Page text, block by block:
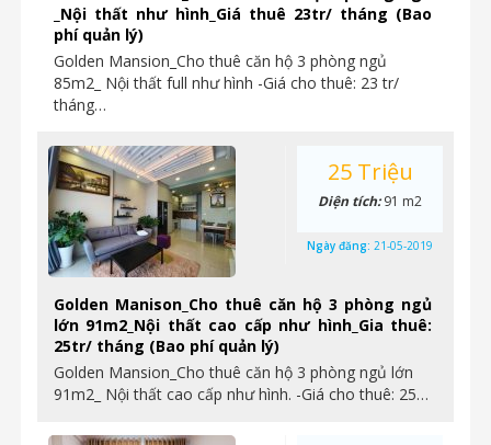
_Nội thất như hình_Giá thuê 23tr/ tháng (Bao
phí quản lý)
Golden Mansion_Cho thuê căn hộ 3 phòng ngủ
85m2_ Nội thất full như hình -Giá cho thuê: 23 tr/
tháng…
Golden Manison_Cho thuê căn hộ 3 phòng ngủ
lớn 91m2_Nội thất cao cấp như hình_Gia thuê:
25tr/ tháng (Bao phí quản lý)
Golden Mansion_Cho thuê căn hộ 3 phòng ngủ lớn
91m2_ Nội thất cao cấp như hình. -Giá cho thuê: 25…
25 Triệu
Diện tích:91 m2
Ngày đăng: 21-05-2019